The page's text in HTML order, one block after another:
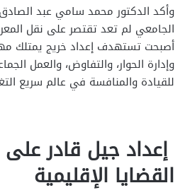
وأكد الدكتور محمد سامي عبد
الجامعي لم تعد تقتصر على نقل
أصبحت تستهدف إعداد خريج يمتلك
وإدارة الحوار، والتفاوض، والعمل
للقيادة والمنافسة في عالم سريع
إعداد جيل قادر
القضايا الإقليمية